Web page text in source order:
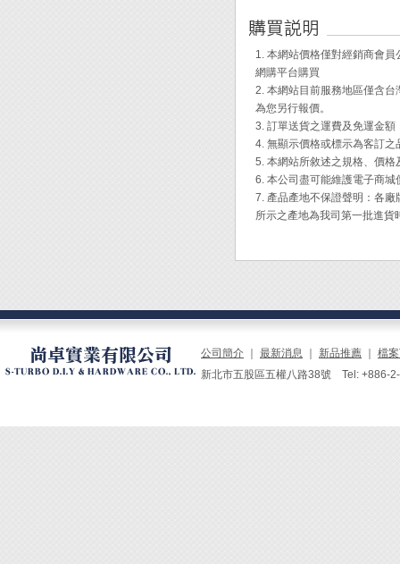
適用
鉗口
◆ 專為
絲。
◆ 高槓
◆ 鉗
的剪
◆ 特殊
1. 本網站價格僅對經銷商會
網購平台購買
2. 本網站目前服務地區僅含
為您另行報價。
3. 訂單送貨之運費及免運金
4. 無顯示價格或標示為客訂
5. 本網站所敘述之規格、價
6. 本公司盡可能維護電子商
7. 產品產地不保證聲明：各
所示之產地為我司第一批進
公司簡介 最新消息 新品推薦
檔
新北市五股區五權八路38號 Tel: